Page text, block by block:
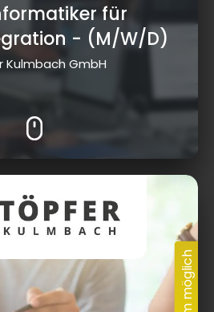
für
- (M/W/D)
Kulmbach GmbH